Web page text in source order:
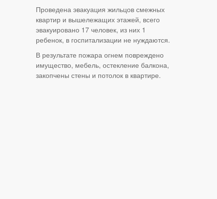
Проведена эвакуация жильцов смежных
квартир и вышележащих этажей, всего
эвакуировано 17 человек, из них 1
ребенок, в госпитализации не нуждаются.
В результате пожара огнем повреждено
имущество, мебель, остекление балкона,
закопчены стены и потолок в квартире.